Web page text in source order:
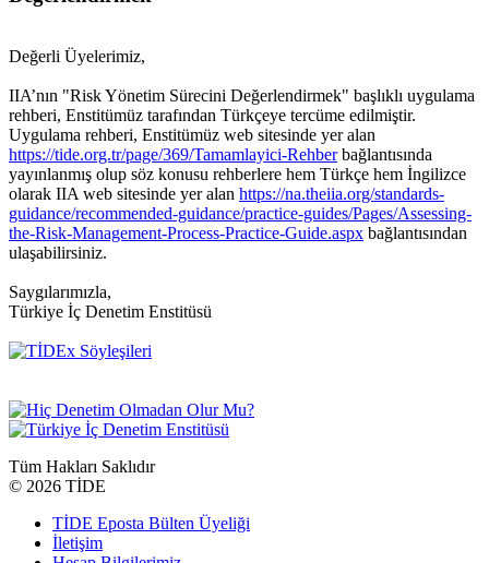
Değerli Üyelerimiz,
IIA’nın "Risk Yönetim Sürecini Değerlendirmek" başlıklı uygulama
rehberi, Enstitümüz tarafından Türkçeye tercüme edilmiştir.
Uygulama rehberi, Enstitümüz web sitesinde yer alan
https://tide.org.tr/page/369/Tamamlayici-Rehberbağlantısında
yayınlanmış olup söz konusu rehberlere hem Türkçe hem İngilizce
olarak IIA web sitesinde yer alan https://na.theiia.org/standards-
guidance/recommended-guidance/practice-guides/Pages/Assessing-
the-Risk-Management-Process-Practice-Guide.aspx bağlantısından
ulaşabilirsiniz.
Saygılarımızla,
Türkiye İç Denetim Enstitüsü
Tüm Hakları Saklıdır
© 2026 TİDE
TİDE Eposta Bülten Üyeliği
İletişim